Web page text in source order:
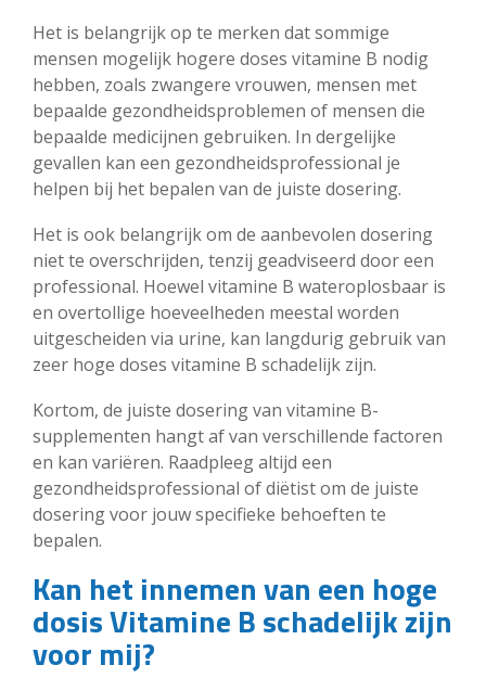
Het is belangrijk op te merken dat sommige
mensen mogelijk hogere doses vitamine B nodig
hebben, zoals zwangere vrouwen, mensen met
bepaalde gezondheidsproblemen of mensen die
bepaalde medicijnen gebruiken. In dergelijke
gevallen kan een gezondheidsprofessional je
helpen bij het bepalen van de juiste dosering.
Het is ook belangrijk om de aanbevolen dosering
niet te overschrijden, tenzij geadviseerd door een
professional. Hoewel vitamine B wateroplosbaar is
en overtollige hoeveelheden meestal worden
uitgescheiden via urine, kan langdurig gebruik van
zeer hoge doses vitamine B schadelijk zijn.
Kortom, de juiste dosering van vitamine B-
supplementen hangt af van verschillende factoren
en kan variëren. Raadpleeg altijd een
gezondheidsprofessional of diëtist om de juiste
dosering voor jouw specifieke behoeften te
bepalen.
Kan het innemen van een hoge
dosis Vitamine B schadelijk zijn
voor mij?